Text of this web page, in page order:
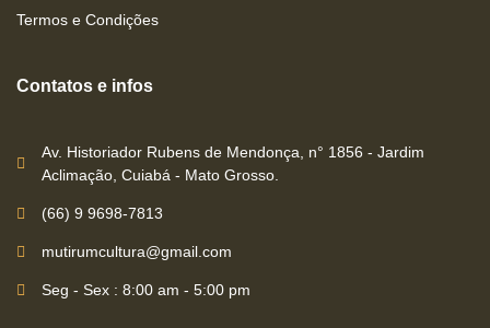
Termos e Condições
Contatos e infos
Av. Historiador Rubens de Mendonça, n° 1856 - Jardim
Aclimação, Cuiabá - Mato Grosso.
(66) 9 9698-7813
mutirumcultura@gmail.com
Seg - Sex : 8:00 am - 5:00 pm